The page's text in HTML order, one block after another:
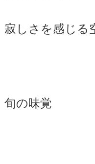
寂しさを感じる
旬の味覚